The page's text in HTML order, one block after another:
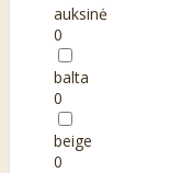
auksinė
0
balta
0
beige
0